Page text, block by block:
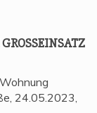
24.05.2023,